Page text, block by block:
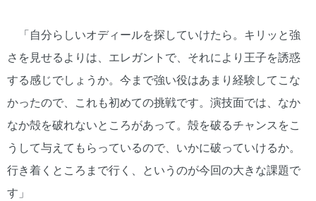
「自分らしいオディールを探していけたら。キリッと強
さを見せるよりは、エレガントで、それにより王子を誘惑
する感じでしょうか。今まで強い役はあまり経験してこな
かったので、これも初めての挑戦です。演技面では、なか
なか殻を破れないところがあって。殻を破るチャンスをこ
うして与えてもらっているので、いかに破っていけるか。
行き着くところまで行く、というのが今回の大きな課題で
す」